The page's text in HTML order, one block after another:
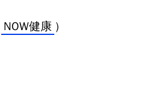
NOW健康 ）